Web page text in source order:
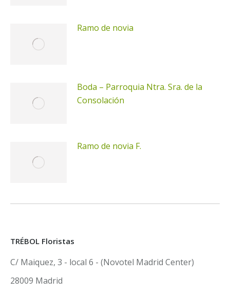
Ramo de novia
Boda – Parroquia Ntra. Sra. de la
Consolación
Ramo de novia F.
TRÉBOL Floristas
C/ Maiquez, 3 - local 6 - (Novotel Madrid Center)
28009 Madrid